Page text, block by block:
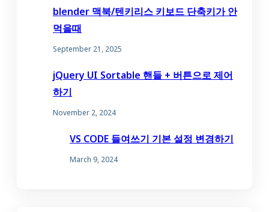
blender 맥북/텐키리스 키보드 단축키가 안
먹을때
September 21, 2025
jQuery UI Sortable 핸들 + 버튼으로 제어
하기
November 2, 2024
VS CODE 들여쓰기 기본 설정 변경하기
March 9, 2024